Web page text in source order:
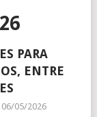
PARA
ENTRE
06/05/2026